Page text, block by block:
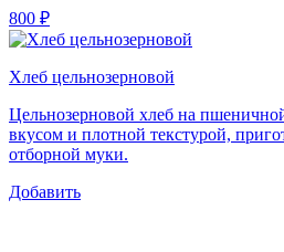
800 ₽
Хлеб цельнозерновой
Цельнозерновой хлеб на
вкусом и плотной текстурой,
отборной муки.
Добавить